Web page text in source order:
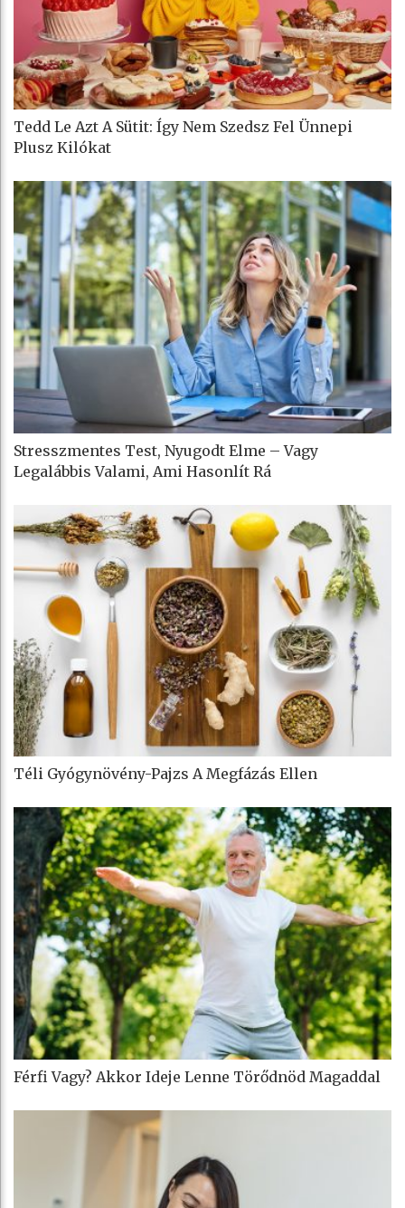
Tedd Le Azt A Sütit: Így Nem Szedsz Fel Ünnepi
Plusz Kilókat
Stresszmentes Test, Nyugodt Elme – Vagy
Legalábbis Valami, Ami Hasonlít Rá
Téli Gyógynövény-Pajzs A Megfázás Ellen
Férfi Vagy? Akkor Ideje Lenne Törődnöd Magaddal